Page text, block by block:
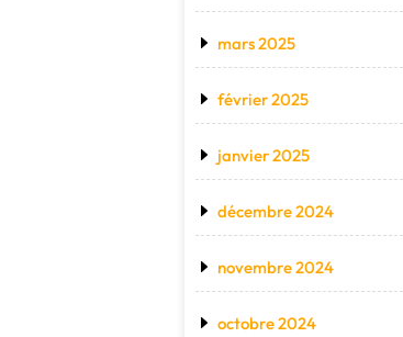
mars 2025
février 2025
janvier 2025
décembre 2024
novembre 2024
octobre 2024